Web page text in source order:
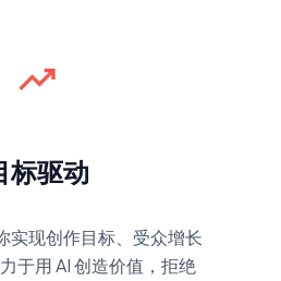
trending_up
标驱动
实现创作目标、受众增长
于用 AI 创造价值，拒绝